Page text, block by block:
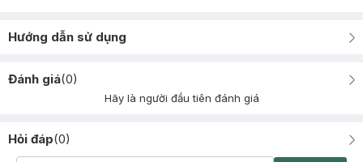
Hướng dẫn sử dụng
Đánh giá(0)
Hãy là người đầu tiên đánh giá
Hỏi đáp(0)